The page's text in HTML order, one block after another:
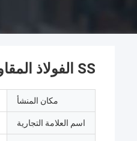
SS الفولاذ المقاوم للصدأ لفائف AMS 5596 AMS 5662 ASTM B637 UNS N07718
مكان المنشأ
اسم العلامة التجارية